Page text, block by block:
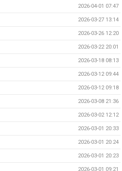
2026-04-01 07:47
2026-03-27 13:14
2026-03-26 12:20
2026-03-22 20:01
2026-03-18 08:13
2026-03-12 09:44
2026-03-12 09:18
2026-03-08 21:36
2026-03-02 12:12
2026-03-01 20:33
2026-03-01 20:24
2026-03-01 20:23
2026-03-01 09:21